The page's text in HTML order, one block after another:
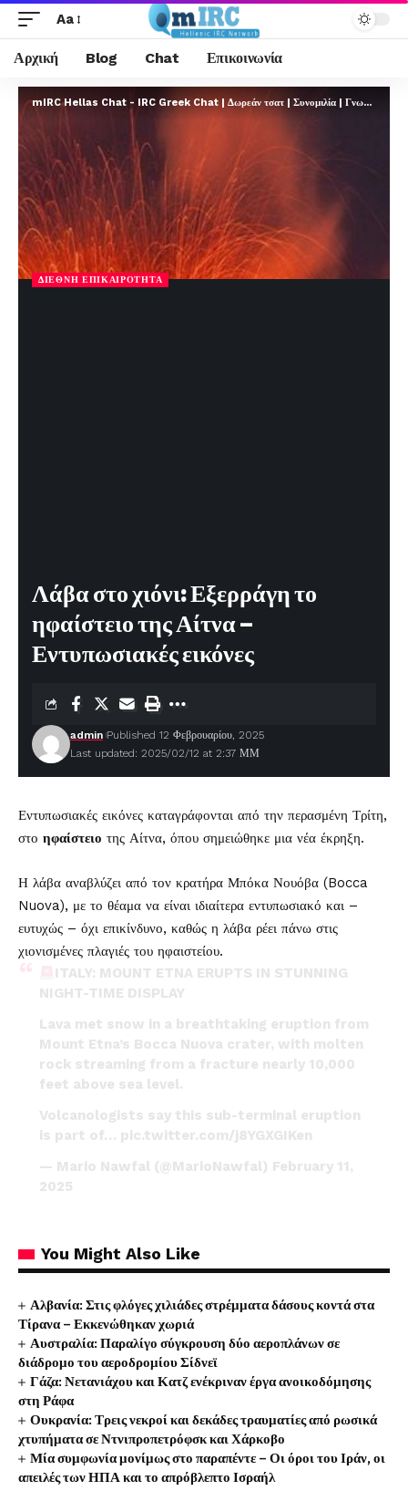
Aa
Αρχική Blog Chat Επικοινωνία
mIRC Hellas Chat - IRC Greek Chat | Δωρεάν τσατ | Συνομιλία | Γνωριμίες | FREE
ΔΙΕΘΝΉ ΕΠΙΚΑΙΡΌΤΗΤΑ
Λάβα στο χιόνι: Εξερράγη το
ηφαίστειο της Αίτνα –
Εντυπωσιακές εικόνες
Last updated: 2025/02/12 at 2:37 ΜΜ
admin Published 12 Φεβρουαρίου, 2025
Εντυπωσιακές εικόνες καταγράφονται από την περασμένη Τρίτη,
στο ηφαίστειο της Αίτνα, όπου σημειώθηκε μια νέα έκρηξη.
Η λάβα αναβλύζει από τον κρατήρα Μπόκα Νουόβα (Bocca
Nuova), με το θέαμα να είναι ιδιαίτερα εντυπωσιακό και –
ευτυχώς – όχι επικίνδυνο, καθώς η λάβα ρέει πάνω στις
χιονισμένες πλαγιές του ηφαιστείου.
ITALY: MOUNT ETNA ERUPTS IN STUNNING
NIGHT-TIME DISPLAY
Lava met snow in a breathtaking eruption from
Mount Etna’s Bocca Nuova crater, with molten
rock streaming from a fracture nearly 10,000
feet above sea level.
Volcanologists say this sub-terminal eruption
is part of… pic.twitter.com/j8YGXGIKen
— Mario Nawfal (@MarioNawfal) February 11,
2025
You Might Also Like
Αλβανία: Στις φλόγες χιλιάδες στρέμματα δάσους κοντά στα
Τίρανα – Εκκενώθηκαν χωριά
Αυστραλία: Παραλίγο σύγκρουση δύο αεροπλάνων σε
διάδρομο του αεροδρομίου Σίδνεϊ
Γάζα: Νετανιάχου και Κατζ ενέκριναν έργα ανοικοδόμησης
στη Ράφα
Ουκρανία: Τρεις νεκροί και δεκάδες τραυματίες από ρωσικά
χτυπήματα σε Ντνιπροπετρόφσκ και Χάρκοβο
Μία συμφωνία μονίμως στο παραπέντε – Οι όροι του Ιράν, οι
απειλές των ΗΠΑ και το απρόβλεπτο Ισραήλ